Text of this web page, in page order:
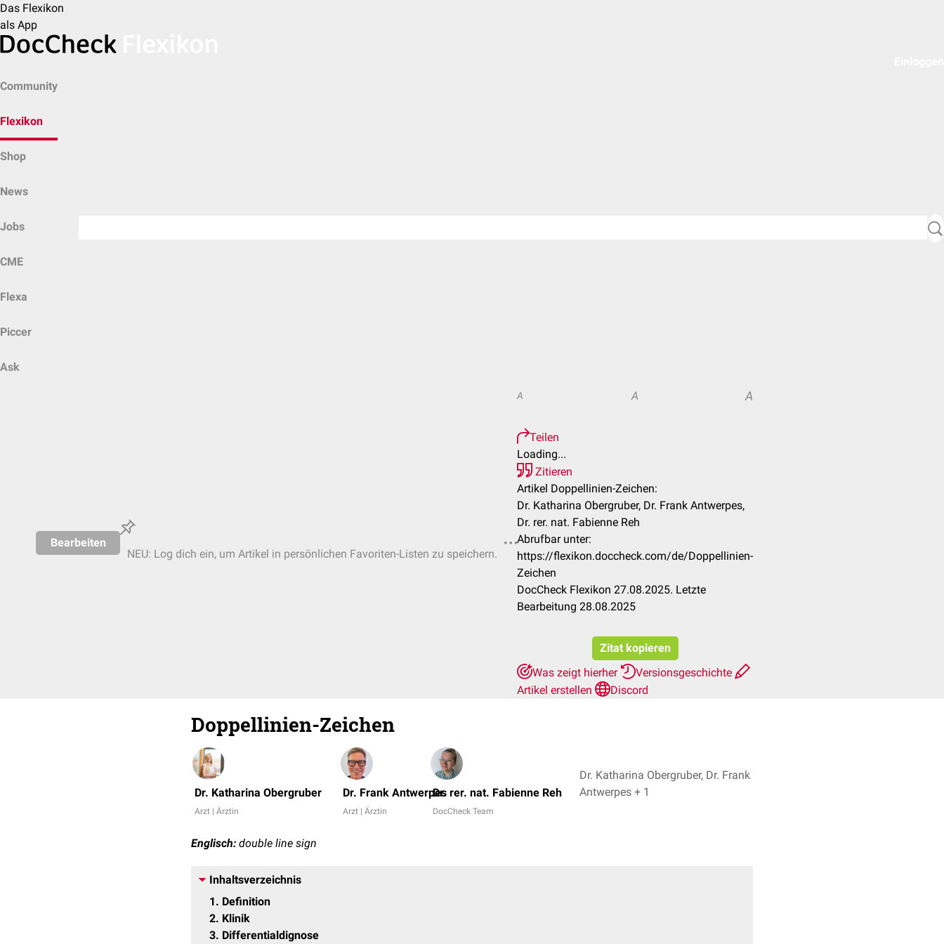
Das Flexikon
als App
Community
Flexikon
Shop
News
Jobs
CME
Flexa
Piccer
Ask
Bearbeiten
NEU: Log dich ein, um Artikel in persönlichen Favoriten-Listen zu speichern.
A A A
Teilen
Loading...
Zitieren
Artikel Doppellinien-Zeichen:
Dr. Katharina Obergruber, Dr. Frank Antwerpes,
Dr. rer. nat. Fabienne Reh
Abrufbar unter:
https://flexikon.doccheck.com/de/Doppellinien-
Zeichen
DocCheck Flexikon 27.08.2025. Letzte
Bearbeitung 28.08.2025
Zitat kopieren
Was zeigt hierher
Versionsgeschichte
Artikel erstellen
Discord
Doppellinien-Zeichen
Dr. Katharina Obergruber
Arzt | Ärztin
Dr. Frank Antwerpes
Arzt | Ärztin
Dr. rer. nat. Fabienne Reh
DocCheck Team
Dr. Katharina Obergruber, Dr. Frank
Antwerpes + 1
Englisch: double line sign
Inhaltsverzeichnis
1
Definition
2 Klinik
3 Differentialdignose